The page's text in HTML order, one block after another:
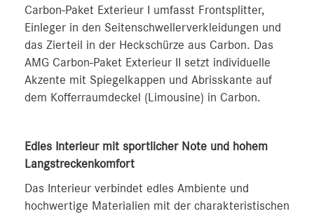
Carbon-Paket Exterieur I umfasst Frontsplitter,
Einleger in den Seitenschwellerverkleidungen und
das Zierteil in der Heckschürze aus Carbon. Das
AMG Carbon-Paket Exterieur II setzt individuelle
Akzente mit Spiegelkappen und Abrisskante auf
dem Kofferraumdeckel (Limousine) in Carbon.
Edles Interieur mit sportlicher Note und hohem
Langstreckenkomfort
Das Interieur verbindet edles Ambiente und
hochwertige Materialien mit der charakteristischen